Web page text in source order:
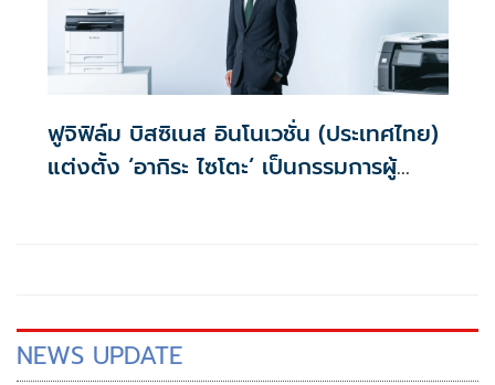
ฟูจิฟิล์ม บิสซิเนส อินโนเวชั่น (ประเทศไทย)
แต่งตั้ง ‘อากิระ ไซโตะ’ เป็นกรรมการผู้
NEWS UPDATE